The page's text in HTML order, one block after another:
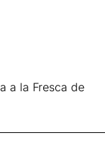
a la Fresca de